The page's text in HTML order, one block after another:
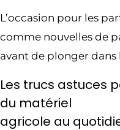
L’occasion pour les
comme nouvelles de
avant de plonger
Les trucs astuces
du matériel
agricole au